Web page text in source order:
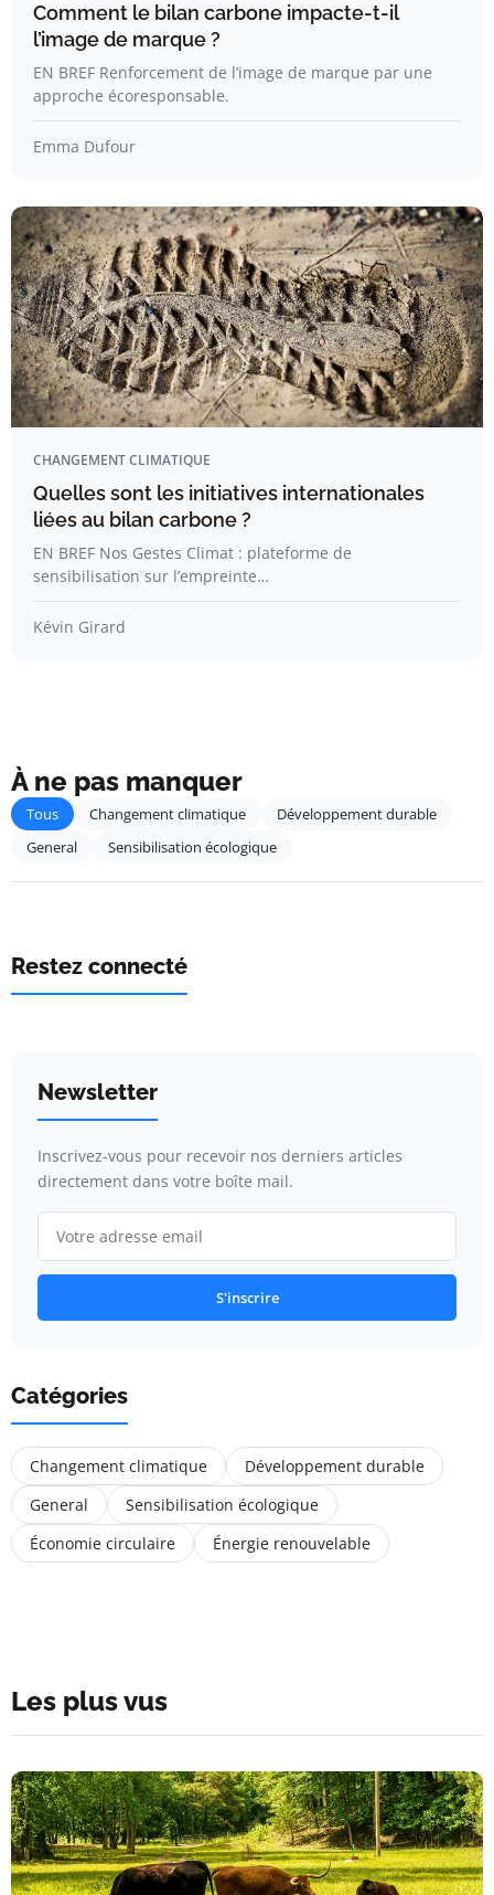
Comment le bilan carbone impacte-t-il
l’image de marque ?
EN BREF Renforcement de l’image de marque par une
approche écoresponsable.
Emma Dufour
CHANGEMENT CLIMATIQUE
Quelles sont les initiatives internationales
liées au bilan carbone ?
EN BREF Nos Gestes Climat : plateforme de
sensibilisation sur l’empreinte…
Kévin Girard
À ne pas manquer
Tous Changement climatique
Développement durable
General
Sensibilisation écologique
Restez connecté
Newsletter
Inscrivez-vous pour recevoir nos derniers articles
directement dans votre boîte mail.
S'inscrire
Catégories
Changement climatique
Développement durable
General
Sensibilisation écologique
Économie circulaire
Énergie renouvelable
Les plus vus